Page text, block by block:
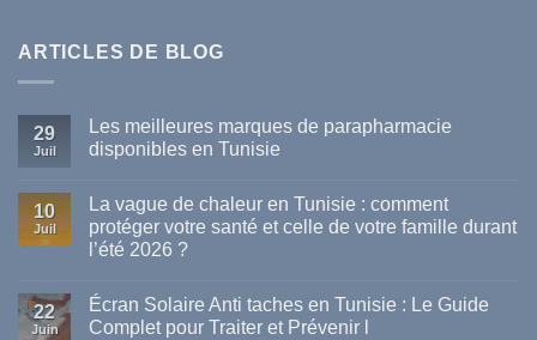
ARTICLES DE BLOG
29
Juil
Les meilleures marques de parapharmacie
disponibles en Tunisie
sur
meilleures
marques
disponibles
en
Tunisie
10
Juil
La vague de chaleur en Tunisie : comment
protéger votre santé et celle de votre famille durant
l’été 2026 ?
sur
La
vague
22
Juin
Écran Solaire Anti taches en Tunisie : Le Guide
Complet pour Traiter et Prévenir l